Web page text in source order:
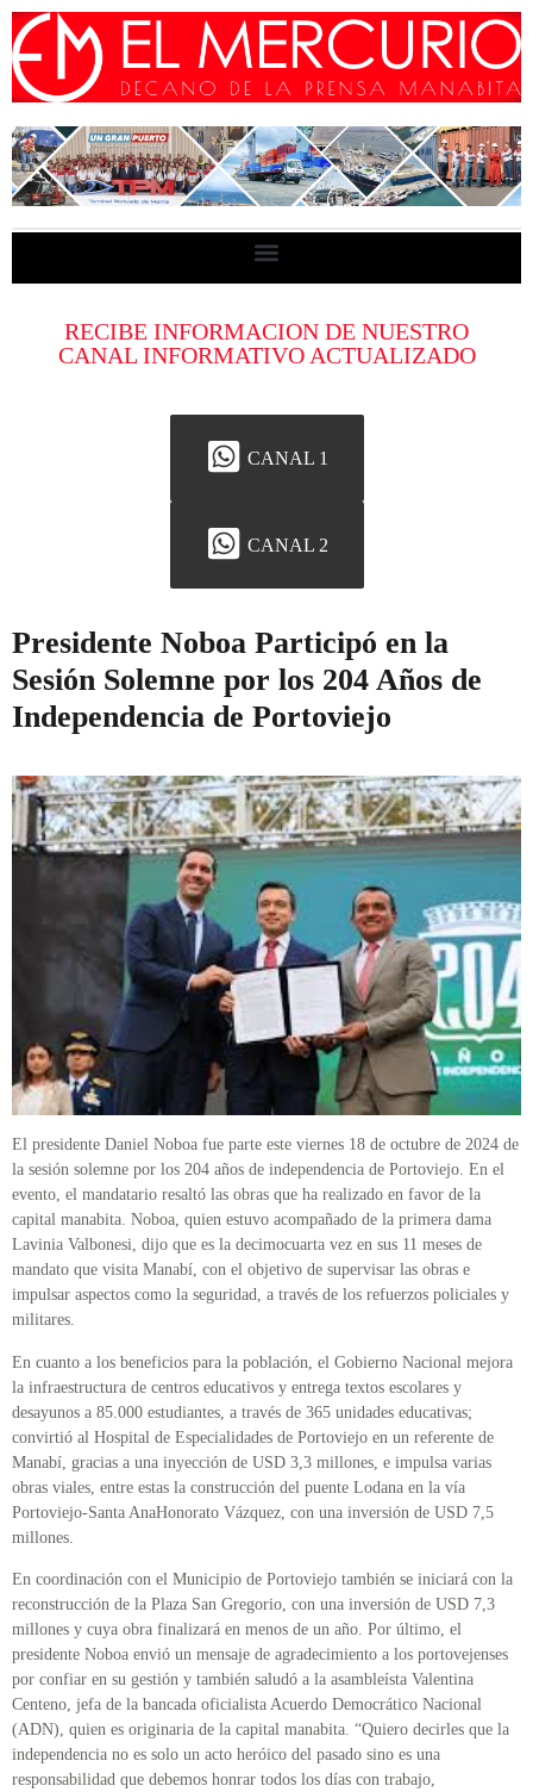
RECIBE INFORMACION DE NUESTRO
CANAL INFORMATIVO ACTUALIZADO
CANAL 1
CANAL 2
Presidente Noboa Participó en la
Sesión Solemne por los 204 Años de
Independencia de Portoviejo
El presidente Daniel Noboa fue parte este viernes 18 de octubre de 2024 de
la sesión solemne por los 204 años de independencia de Portoviejo. En el
evento, el mandatario resaltó las obras que ha realizado en favor de la
capital manabita. Noboa, quien estuvo acompañado de la primera dama
Lavinia Valbonesi, dijo que es la decimocuarta vez en sus 11 meses de
mandato que visita Manabí, con el objetivo de supervisar las obras e
impulsar aspectos como la seguridad, a través de los refuerzos policiales y
militares.
En cuanto a los beneficios para la población, el Gobierno Nacional mejora
la infraestructura de centros educativos y entrega textos escolares y
desayunos a 85.000 estudiantes, a través de 365 unidades educativas;
convirtió al Hospital de Especialidades de Portoviejo en un referente de
Manabí, gracias a una inyección de USD 3,3 millones, e impulsa varias
obras viales, entre estas la construcción del puente Lodana en la vía
Portoviejo-Santa AnaHonorato Vázquez, con una inversión de USD 7,5
millones.
En coordinación con el Municipio de Portoviejo también se iniciará con la
reconstrucción de la Plaza San Gregorio, con una inversión de USD 7,3
millones y cuya obra finalizará en menos de un año. Por último, el
presidente Noboa envió un mensaje de agradecimiento a los portovejenses
por confiar en su gestión y también saludó a la asambleísta Valentina
Centeno, jefa de la bancada oficialista Acuerdo Democrático Nacional
(ADN), quien es originaria de la capital manabita. “Quiero decirles que la
independencia no es solo un acto heróico del pasado sino es una
responsabilidad que debemos honrar todos los días con trabajo,